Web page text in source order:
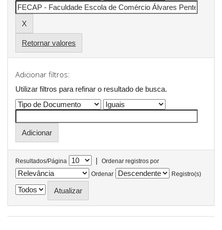
Retornar valores
Adicionar filtros:
Utilizar filtros para refinar o resultado de busca.
Resultados/Página |
Ordenar registros por
Ordenar
Registro(s)